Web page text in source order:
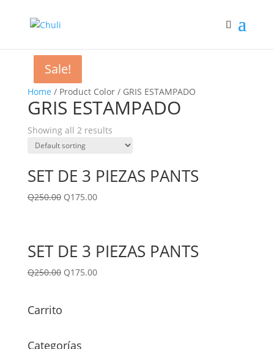
Home / Product Color / GRIS ESTAMPADO
GRIS ESTAMPADO
Showing all 2 results
Sale!
SET DE 3 PIEZAS PANTS
Q250.00 Q175.00
Sale!
SET DE 3 PIEZAS PANTS
Q250.00 Q175.00
Carrito
Categorías